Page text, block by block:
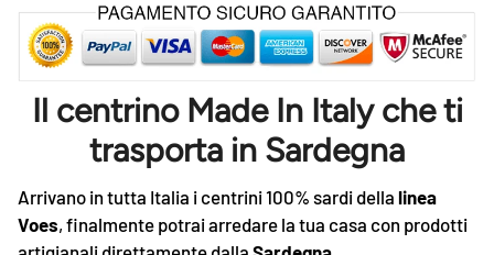
Il centrino Made In Italy che ti
trasporta in Sardegna
Arrivano in tutta Italia i centrini 100% sardi della linea
Voes, finalmente potrai arredare la tua casa con prodotti